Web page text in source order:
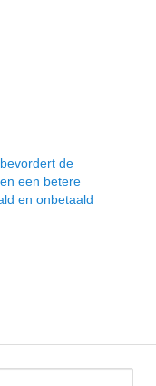
de
een betere
en onbetaald